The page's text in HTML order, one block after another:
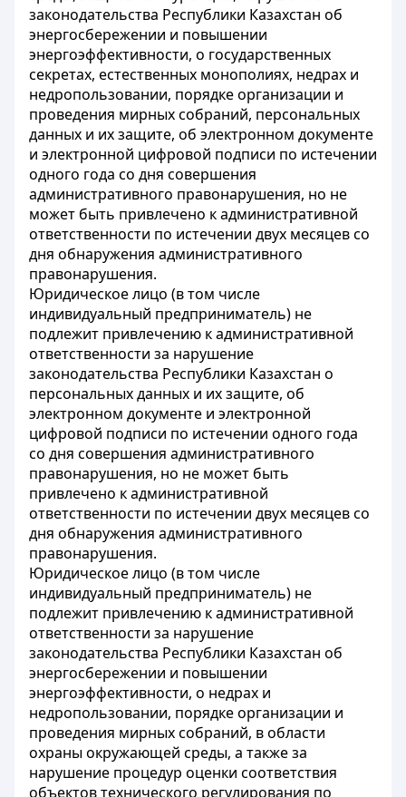
законодательства Республики Казахстан об
энергосбережении и повышении
энергоэффективности, о государственных
секретах, естественных монополиях, недрах и
недропользовании, порядке организации и
проведения мирных собраний, персональных
данных и их защите, об электронном документе
и электронной цифровой подписи по истечении
одного года со дня совершения
административного правонарушения, но не
может быть привлечено к административной
ответственности по истечении двух месяцев со
дня обнаружения административного
правонарушения.
Юридическое лицо (в том числе
индивидуальный предприниматель) не
подлежит привлечению к административной
ответственности за нарушение
законодательства Республики Казахстан о
персональных данных и их защите, об
электронном документе и электронной
цифровой подписи по истечении одного года
со дня совершения административного
правонарушения, но не может быть
привлечено к административной
ответственности по истечении двух месяцев со
дня обнаружения административного
правонарушения.
Юридическое лицо (в том числе
индивидуальный предприниматель) не
подлежит привлечению к административной
ответственности за нарушение
законодательства Республики Казахстан об
энергосбережении и повышении
энергоэффективности, о недрах и
недропользовании, порядке организации и
проведения мирных собраний, в области
охраны окружающей среды, а также за
нарушение процедур оценки соответствия
объектов технического регулирования по